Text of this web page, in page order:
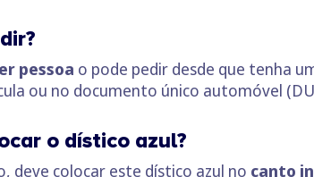
pessoa o pode pedir desde que tenha
ou no documento único automóvel
o dístico azul?
deve colocar este dístico azul no canto